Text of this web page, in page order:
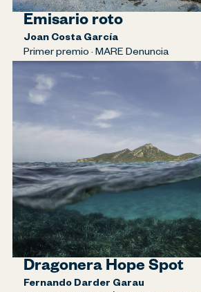
Emisario roto
Joan Costa García
Primer premio · MARE Denuncia
Dragonera Hope Spot
Fernando Darder Garau